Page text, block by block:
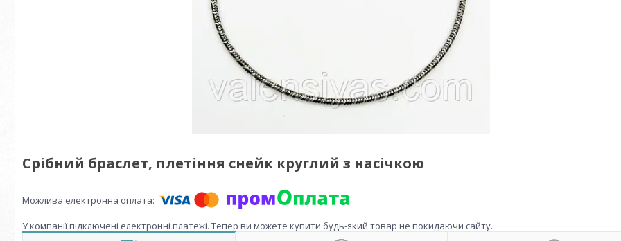
Срібний браслет, плетіння снейк круглий з насічкою
У компанії підключені електронні платежі. Тепер ви можете купити будь-який товар не покидаючи сайту.